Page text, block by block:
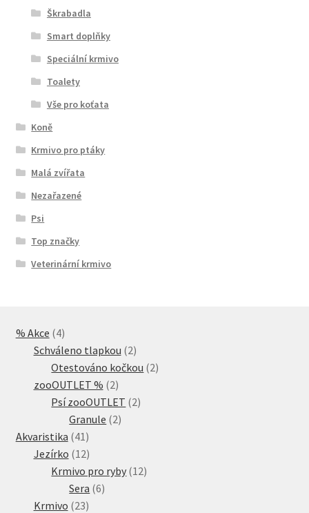
Škrabadla
Smart doplňky
Speciální krmivo
Toalety
Vše pro koťata
Koně
Krmivo pro ptáky
Malá zvířata
Nezařazené
Psi
Top značky
Veterinární krmivo
% Akce 44
produkty
Schváleno tlapkou 22
produkty
Otestováno kočkou 22
zooOUTLET % 22
produkty
Psí zooOUTLET 22
Granule 22
Akvaristika 41 41
produktů
Jezírko 1212
produktů
Krmivo pro ryby 1212
Sera 66
Krmivo 2323